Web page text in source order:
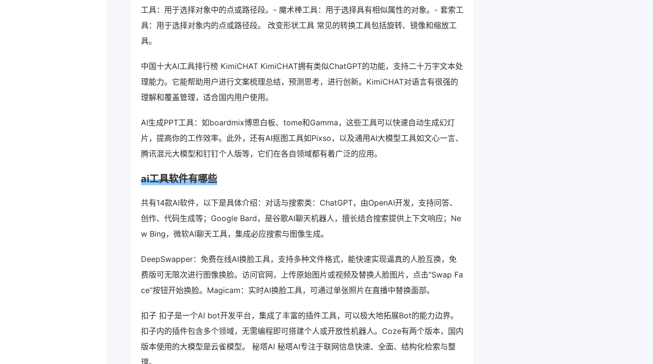
工具：用于选择对象中的点或路径段。- 魔术棒工具：用于选择具有相似属性的对象。- 套索工
具：用于选择对象内的点或路径段。 改变形状工具 常见的转换工具包括旋转、镜像和缩放工
具。
中国十大AI工具排行榜 KimiCHAT KimiCHAT拥有类似ChatGPT的功能，支持二十万字文本处
理能力。它能帮助用户进行文案梳理总结，预测思考，进行创新。KimiCHAT对语言有很强的
理解和覆盖管理，适合国内用户使用。
AI生成PPT工具：如boardmix博思白板、tome和Gamma，这些工具可以快速自动生成幻灯
片，提高你的工作效率。此外，还有AI抠图工具如Pixso，以及通用AI大模型工具如文心一言、
腾讯混元大模型和钉钉个人版等，它们在各自领域都有着广泛的应用。
ai工具软件有哪些
共有14款AI软件，以下是具体介绍：对话与搜索类：ChatGPT，由OpenAI开发，支持问答、
创作、代码生成等；Google Bard，是谷歌AI聊天机器人，擅长结合搜索提供上下文响应；Ne
w Bing，微软AI聊天工具，集成必应搜索与图像生成。
DeepSwapper：免费在线AI换脸工具，支持多种文件格式，能快速实现逼真的人脸互换，免
费版可无限次进行图像换脸。访问官网，上传原始图片或视频及替换人脸图片，点击“Swap Fa
ce”按钮开始换脸。Magicam：实时AI换脸工具，可通过单张照片在直播中替换面部。
扣子 扣子是一个AI bot开发平台，集成了丰富的插件工具，可以极大地拓展Bot的能力边界。
扣子内的插件包含多个领域，无需编程即可搭建个人或开放性机器人。Coze有两个版本，国内
版本使用的大模型是云雀模型。 秘塔AI 秘塔AI专注于联网信息快速、全面、结构化检索与整